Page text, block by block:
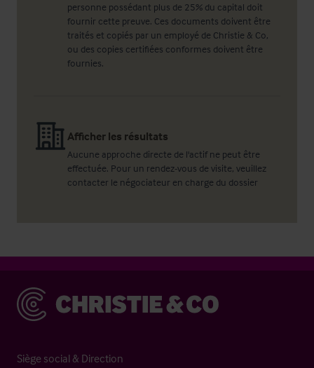
personne possédant plus de 25% du capital doit
fournir cette preuve. Ces documents doivent être
traités et copiés par un employé de Christie & Co,
ou des copies certifiées conformes doivent être
fournies.
Afficher les résultats
Aucune approche directe de l'actif ne peut être
effectuée. Pour un rendez-vous de visite, veuillez
contacter le négociateur en charge du dossier
Christie & Co
Siège social & Direction